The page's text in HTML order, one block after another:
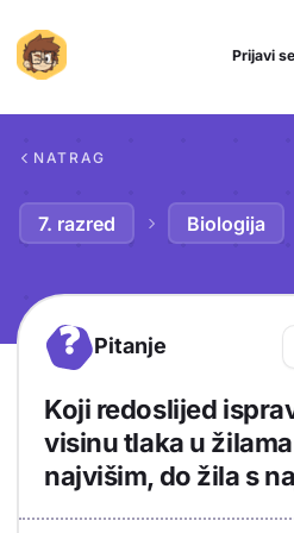
Prijavi se
NATRAG
7. razred Biologija
? Pitanje
Koji redoslijed
visinu tlaka u
najvišim, do žila s